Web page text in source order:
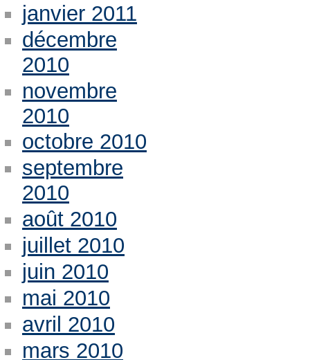
janvier 2011
décembre
2010
novembre
2010
octobre 2010
septembre
2010
août 2010
juillet 2010
juin 2010
mai 2010
avril 2010
mars 2010